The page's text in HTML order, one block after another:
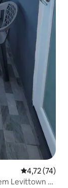
4,72 de uma
4,72 (74)
Levittown -